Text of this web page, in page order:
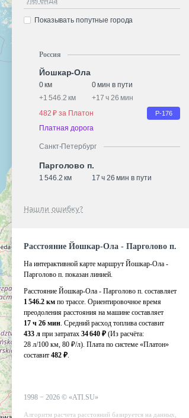
Показывать попутные города
Россия
Йошкар-Ола
0 км
0 мин в пути
+1 546.2 км +17 ч 26 мин
482 ₽ за Платон
Р-176
Платная дорога
Санкт-Петербург
Парголово п.
1 546.2 км 17 ч 26 мин в пути
Нашли ошибку?
Расстояние Йошкар-Ола - Парголово п.
На интерактивной карте маршрут Йошкар-Ола -
Парголово п. показан линией.
Расстояние Йошкар-Ола - Парголово п. составляет
1 546.2 км по трассе. Ориентировочное время
преодоления расстояния на машине составляет
17 ч 26 мин. Средний расход топлива составит
433 л при затратах 34 640 ₽ (Из расчёта:
28 л/100 км, 80 ₽/л). Плата по системе «Платон»
составит 482 ₽.
1998 − 2026 © «ATI.SU»
Алгоритм расчета расстояний базируется на данных,